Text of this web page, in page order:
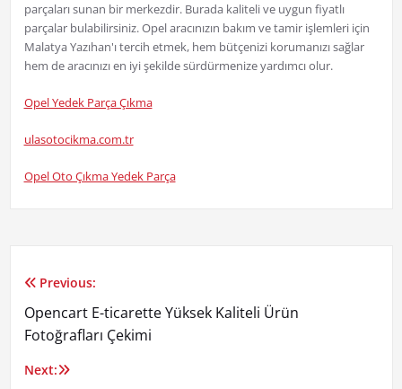
parçaları sunan bir merkezdir. Burada kaliteli ve uygun fiyatlı
parçalar bulabilirsiniz. Opel aracınızın bakım ve tamir işlemleri için
Malatya Yazıhan'ı tercih etmek, hem bütçenizi korumanızı sağlar
hem de aracınızı en iyi şekilde sürdürmenize yardımcı olur.
Opel Yedek Parça Çıkma
ulasotocikma.com.tr
Opel Oto Çıkma Yedek Parça
Yazı
gezinmesi
Previous:
Opencart E-ticarette Yüksek Kaliteli Ürün
Fotoğrafları Çekimi
Next: